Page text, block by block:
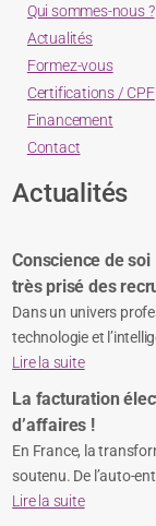
Qui sommes-nous ?
Actualités
Formez-vous
Certifications / CPF
Financement
Contact
Actualités
Conscience de
très prisé des
Dans un univers
technologie et
Lire la suite
La facturation
d’affaires !
En France, la
soutenu. De l’auto-
Lire la suite